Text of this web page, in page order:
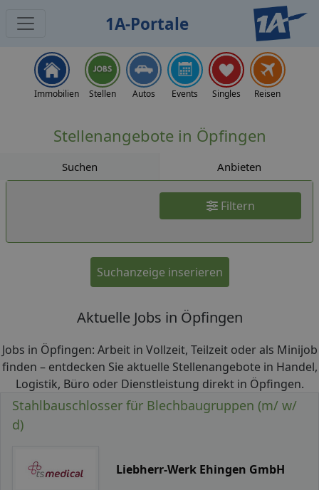
1A-Portale
Immobilien Stellen Autos Events Singles Reisen
Stellenangebote in Öpfingen
Suchen Anbieten
Filtern
Suchanzeige inserieren
Aktuelle Jobs in Öpfingen
Jobs in Öpfingen: Arbeit in Vollzeit, Teilzeit oder als Minijob
finden – entdecken Sie aktuelle Stellenangebote in Handel,
Logistik, Büro oder Dienstleistung direkt in Öpfingen.
Stahlbauschlosser für Blechbaugruppen (m/ w/
d)
Liebherr-Werk Ehingen GmbH